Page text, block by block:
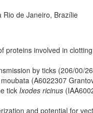
Rio de Janeiro, Brazílie
proteins involved in
by ticks (206/00/
(A6022307
tick Ixodes ricinus
and potential for